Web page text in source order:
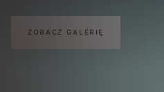
ZOBACZ GALERIĘ